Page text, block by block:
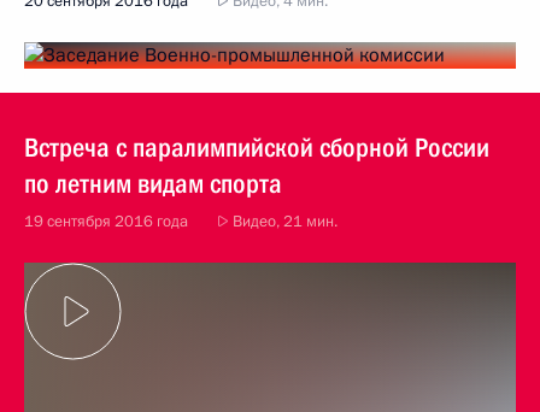
Встреча с паралимпийской сборной России
по летним видам спорта
19 сентября 2016 года Видео, 21 мин.